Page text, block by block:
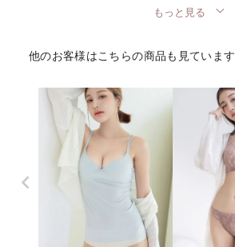
もっと見る
他のお客様はこちらの商品も見ています